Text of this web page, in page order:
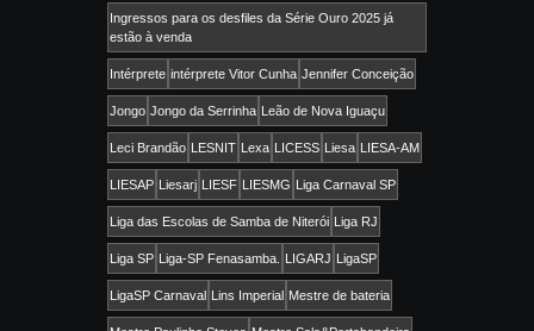
Ingressos para os desfiles da Série Ouro 2025 já
estão à venda
Intérprete intérprete Vitor Cunha Jennifer Conceição
Jongo Jongo da Serrinha Leão de Nova Iguaçu
Leci Brandão LESNIT Lexa LICESS Liesa LIESA-AM
LIESAP Liesarj LIESF LIESMG Liga Carnaval SP
Liga das Escolas de Samba de Niterói Liga RJ
Liga SP Liga-SP Fenasamba. LIGARJ LigaSP
LigaSP Carnaval Lins Imperial Mestre de bateria